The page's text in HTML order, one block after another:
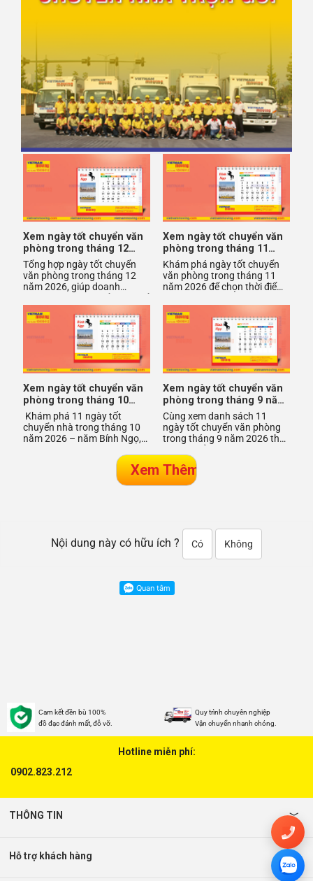
Xem ngày tốt chuyển văn
phòng trong tháng 12
năm 2026
Tổng hợp ngày tốt chuyển
văn phòng trong tháng 12
năm 2026, giúp doanh
Xem ngày tốt chuyển văn
phòng trong tháng 11
năm 2026
Khám phá ngày tốt chuyển
văn phòng trong tháng 11
năm 2026 để chọn thời điểm
Xem ngày tốt chuyển văn
phòng trong tháng 10
năm 2026
Khám phá 11 ngày tốt
chuyển nhà trong tháng 10
năm 2026 – năm Bính Ngọ,
đón may mắn, thu hút vận
Xem ngày tốt chuyển văn
phòng trong tháng 9 năm
2026
Cùng xem danh sách 11
ngày tốt chuyển văn phòng
trong tháng 9 năm 2026 theo
hoàng đạo, tránh ngày xấu
giúp c
Nội dung này có hữu ích ? Có Không
Cam kết đền bù 100%
đồ đạc đánh mất, đỗ vỡ.
Quy trình chuyên nghiệp
Vận chuyển nhanh chóng.
Hotline miễn phí:
0902.823.212
THÔNG TIN
Hỗ trợ khách hàng